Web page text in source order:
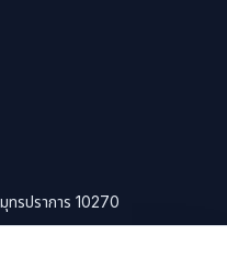
ทรปราการ 10270